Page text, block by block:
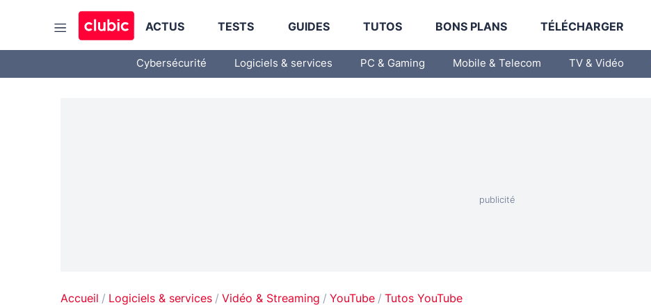
ACTUS TESTS GUIDES TUTOS BONS PLANS TÉLÉCHARGER
Cybersécurité Logiciels & services PC & Gaming Mobile & Telecom TV & Vidéo
Accueil Logiciels & services Vidéo & Streaming YouTube Tutos YouTube